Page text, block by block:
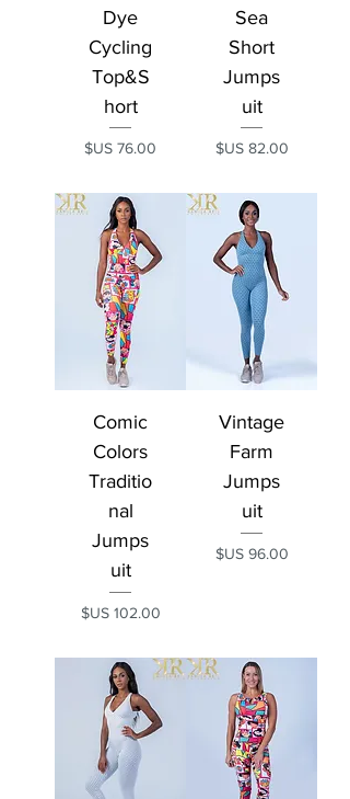
Sea
Short
Jumps
uit
السعر
Dye
Cycling
Top&S
hort
السعر
Vintage
Farm
Jumps
uit
السعر
Comic
Colors
Traditio
nal
Jumps
uit
السعر